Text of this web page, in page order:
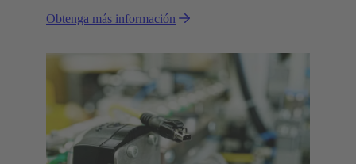
Obtenga más información